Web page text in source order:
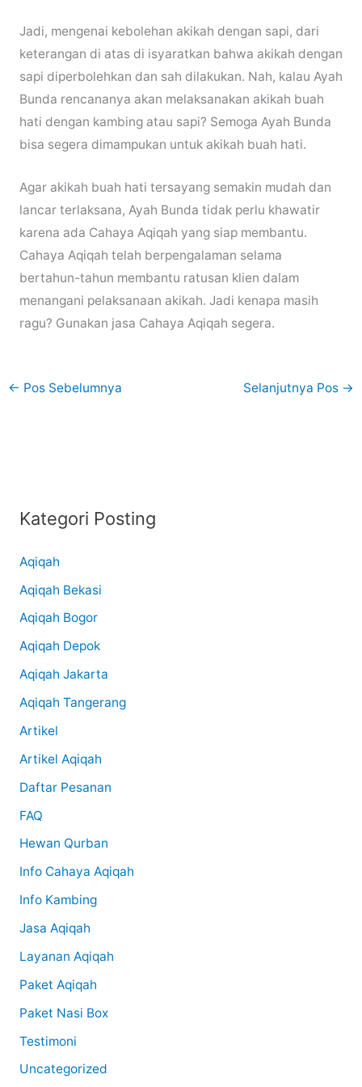
Jadi, mengenai kebolehan akikah dengan sapi, dari
keterangan di atas di isyaratkan bahwa akikah dengan
sapi diperbolehkan dan sah dilakukan. Nah, kalau Ayah
Bunda rencananya akan melaksanakan akikah buah
hati dengan kambing atau sapi? Semoga Ayah Bunda
bisa segera dimampukan untuk akikah buah hati.
Agar akikah buah hati tersayang semakin mudah dan
lancar terlaksana, Ayah Bunda tidak perlu khawatir
karena ada Cahaya Aqiqah yang siap membantu.
Cahaya Aqiqah telah berpengalaman selama
bertahun-tahun membantu ratusan klien dalam
menangani pelaksanaan akikah. Jadi kenapa masih
ragu? Gunakan jasa Cahaya Aqiqah segera.
← Pos Sebelumnya Selanjutnya Pos →
Kategori Posting
Aqiqah
Aqiqah Bekasi
Aqiqah Bogor
Aqiqah Depok
Aqiqah Jakarta
Aqiqah Tangerang
Artikel
Artikel Aqiqah
Daftar Pesanan
FAQ
Hewan Qurban
Info Cahaya Aqiqah
Info Kambing
Jasa Aqiqah
Layanan Aqiqah
Paket Aqiqah
Paket Nasi Box
Testimoni
Uncategorized